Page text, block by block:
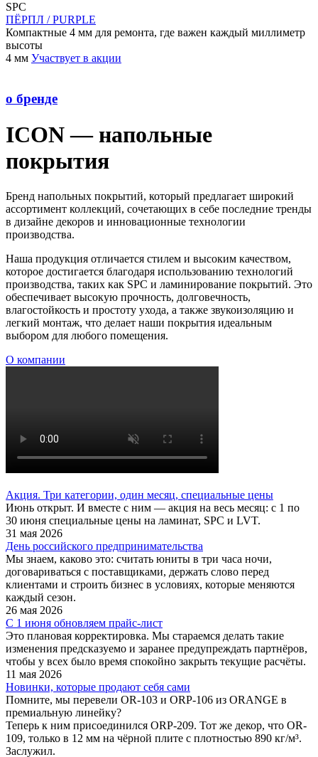
SPC
ПЁРПЛ / PURPLE
Компактные 4 мм для ремонта, где важен каждый миллиметр
высоты
4 мм Участвует в акции
о бренде
ICON — напольные
покрытия
Бренд напольных покрытий, который предлагает широкий
ассортимент коллекций, сочетающих в себе последние тренды
в дизайне декоров и инновационные технологии
производства.
Наша продукция отличается стилем и высоким качеством,
которое достигается благодаря использованию технологий
производства, таких как SPC и ламинирование покрытий. Это
обеспечивает высокую прочность, долговечность,
влагостойкость и простоту ухода, а также звукоизоляцию и
легкий монтаж, что делает наши покрытия идеальным
выбором для любого помещения.
О компании
Акция. Три категории, один месяц, специальные цены
Июнь открыт. И вместе с ним — акция на весь месяц: с 1 по
30 июня специальные цены на ламинат, SPC и LVT.
31 мая 2026
День российского предпринимательства
Мы знаем, каково это: считать юниты в три часа ночи,
договариваться с поставщиками, держать слово перед
клиентами и строить бизнес в условиях, которые меняются
каждый сезон.
26 мая 2026
С 1 июня обновляем прайс-лист
Это плановая корректировка. Мы стараемся делать такие
изменения предсказуемо и заранее предупреждать партнёров,
чтобы у всех было время спокойно закрыть текущие расчёты.
11 мая 2026
Новинки, которые продают себя сами
Помните, мы перевели OR-103 и ORP-106 из ORANGE в
премиальную линейку?
Теперь к ним присоединился ORP-209. Тот же декор, что OR-
109, только в 12 мм на чёрной плите с плотностью 890 кг/м³.
Заслужил.